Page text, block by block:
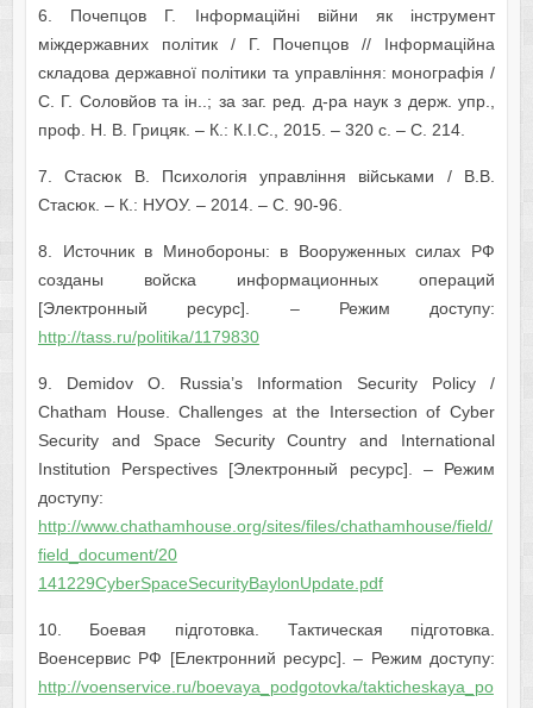
6. Почепцов Г. Інформаційні війни як інструмент
міждержавних політик / Г. Почепцов // Інформаційна
складова державної політики та управління: монографія /
С. Г. Соловйов та ін..; за заг. ред. д-ра наук з держ. упр.,
проф. Н. В. Грицяк. – К.: К.І.С., 2015. – 320 с. – С. 214.
7. Стасюк В. Психологія управління військами / В.В.
Стасюк. – К.: НУОУ. – 2014. – С. 90-96.
8. Источник в Минобороны: в Вооруженных силах РФ
созданы войска информационных операций
[Электронный ресурс]. – Режим доступу:
http://tass.ru/politika/1179830
9. Demidov O. Russia’s Information Security Policy /
Chatham House. Challenges at the Intersection of Cyber
Security and Space Security Country and International
Institution Perspectives [Электронный ресурс]. – Режим
доступу:
http://www.chathamhouse.org/sites/files/chathamhouse/field/
field_document/20
141229CyberSpaceSecurityBaylonUpdate.pdf
10. Боевая підготовка. Тактическая підготовка.
Военсервис РФ [Електронний ресурс]. – Режим доступу:
http://voenservice.ru/boevaya_podgotovka/takticheskaya_po